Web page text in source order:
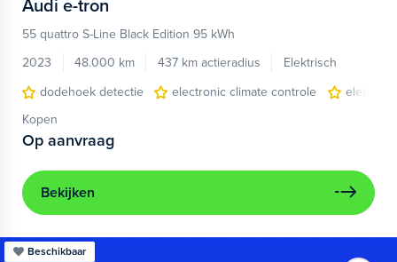
Audi e-tron
55 quattro S-Line Black Edition 95 kWh
2023
48.000 km 437 km actieradius
Elektrisch
dodehoek detectie
electronic climate controle
Kopen
Op aanvraag
Bekijken
Beschikbaar